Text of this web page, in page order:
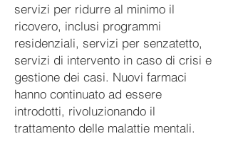
servizi per ridurre al minimo il
ricovero, inclusi programmi
residenziali, servizi per senzatetto,
servizi di intervento in caso di crisi e
gestione dei casi. Nuovi farmaci
hanno continuato ad essere
introdotti, rivoluzionando il
trattamento delle malattie mentali.